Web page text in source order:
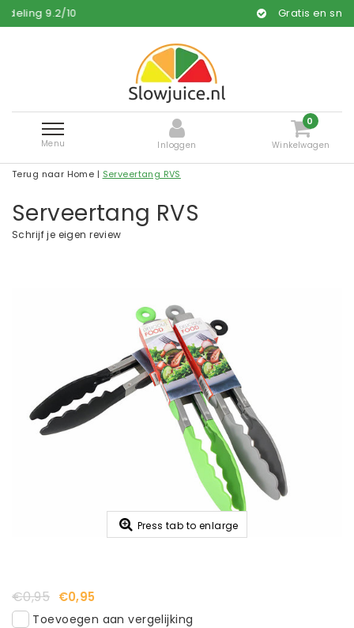
Gratis en snelle levering*
Menu Inloggen
0
Winkelwagen
Terug naar Home | Serveertang RVS
Serveertang RVS
Schrijf je eigen review
Press tab to enlarge
€0,95 €0,95
Toevoegen aan vergelijking